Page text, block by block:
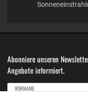
Abonniere unseren
Angebote informiert.
VORNAME